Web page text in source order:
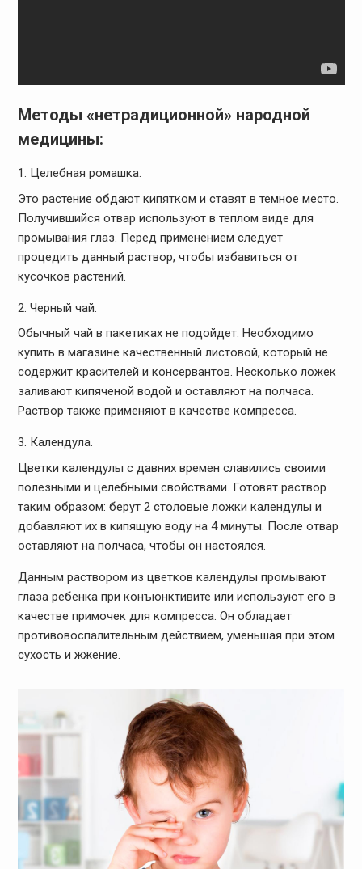
Методы «нетрадиционной» народной
медицины:
Целебная ромашка.
Это растение обдают кипятком и ставят в темное место.
Получившийся отвар используют в теплом виде для
промывания глаз. Перед применением следует
процедить данный раствор, чтобы избавиться от
кусочков растений.
Черный чай.
Обычный чай в пакетиках не подойдет. Необходимо
купить в магазине качественный листовой, который не
содержит красителей и консервантов. Несколько ложек
заливают кипяченой водой и оставляют на полчаса.
Раствор также применяют в качестве компресса.
Календула.
Цветки календулы с давних времен славились своими
полезными и целебными свойствами. Готовят раствор
таким образом: берут 2 столовые ложки календулы и
добавляют их в кипящую воду на 4 минуты. После отвар
оставляют на полчаса, чтобы он настоялся.
Данным раствором из цветков календулы промывают
глаза ребенка при конъюнктивите или используют его в
качестве примочек для компресса. Он обладает
противовоспалительным действием, уменьшая при этом
сухость и жжение.